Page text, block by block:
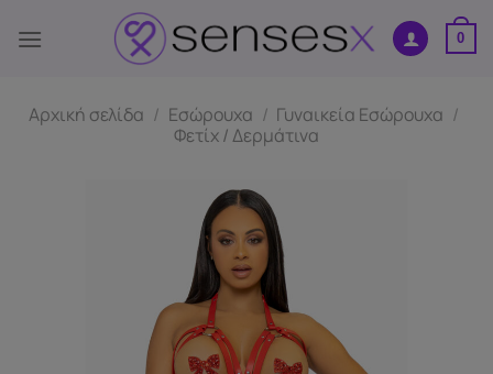
στο
0
Αρχική σελίδα / Εσώρουχα / Γυναικεία Εσώρουχα /
Φετίχ / Δερμάτινα